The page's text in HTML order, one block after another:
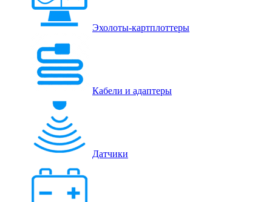
Эхолоты-картплоттеры
Кабели и адаптеры
Датчики